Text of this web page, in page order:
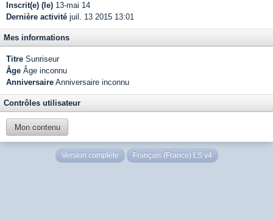
Inscrit(e) (le) 13-mai 14
Dernière activité juil. 13 2015 13:01
Mes informations
Titre Sunriseur
Âge Âge inconnu
Anniversaire Anniversaire inconnu
Contrôles utilisateur
Mon contenu
Version complète Français (France) LS v4